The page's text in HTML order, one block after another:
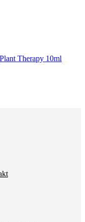
Therapy 10ml